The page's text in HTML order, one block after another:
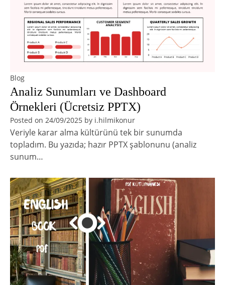
Blog
Analiz Sunumları ve Dashboard
Örnekleri (Ücretsiz PPTX)
Posted on 24/09/2025 by i.hilmikonur
Veriyle karar alma kültürünü tek bir sunumda
topladım. Bu yazıda; hazır PPTX şablonunu (analiz
sunum…